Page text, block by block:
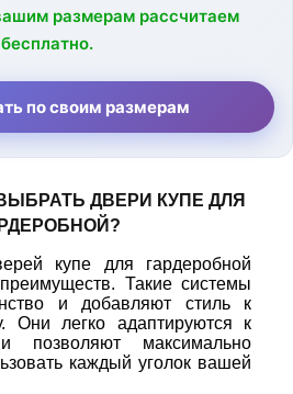
размерам рассчитаем
бесплатно.
по своим размерам
ДВЕРИ КУПЕ ДЛЯ
?
купе для гардеробной
Такие системы
и добавляют стиль к
Они легко адаптируются к
максимально
каждый уголок вашей